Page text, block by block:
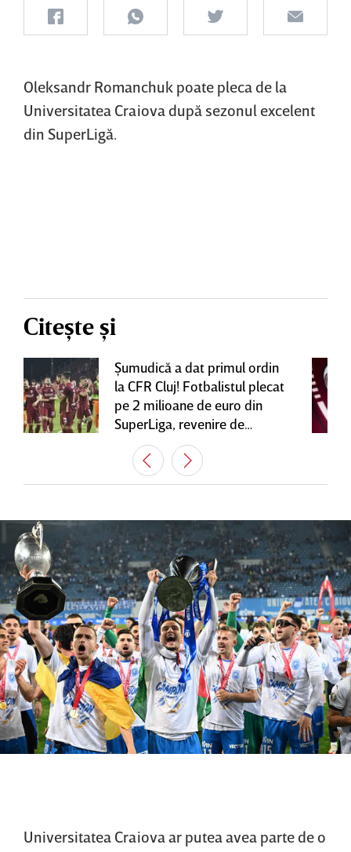
Oleksandr Romanchuk poate pleca de la
Universitatea Craiova după sezonul excelent
din SuperLigă.
Citește și
Şumudică a dat primul ordin
la CFR Cluj! Fotbalistul plecat
pe 2 milioane de euro din
SuperLiga, revenire de
senzaţie în Gruia
Universitatea Craiova ar putea avea parte de o